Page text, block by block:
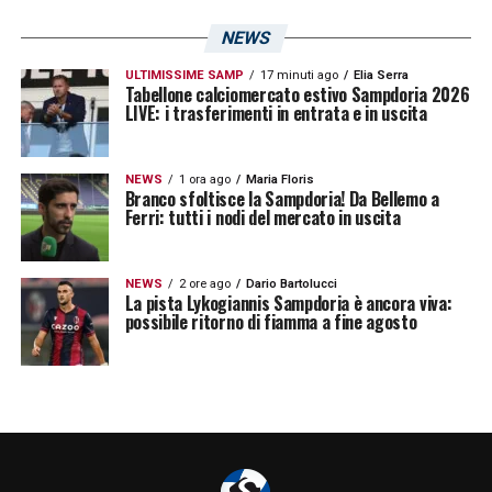
NEWS
ULTIMISSIME SAMP 17 minuti ago Elia Serra
Tabellone calciomercato estivo Sampdoria 2026
LIVE: i trasferimenti in entrata e in uscita
NEWS 1 ora ago Maria Floris
Branco sfoltisce la Sampdoria! Da Bellemo a
Ferri: tutti i nodi del mercato in uscita
NEWS 2 ore ago Dario Bartolucci
La pista Lykogiannis Sampdoria è ancora viva:
possibile ritorno di fiamma a fine agosto